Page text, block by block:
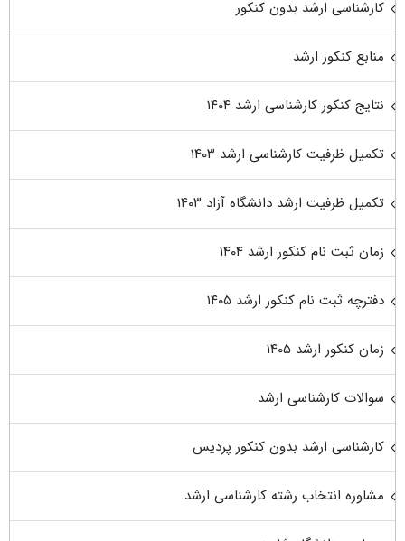
کارشناسی ارشد بدون کنکور
منابع کنکور ارشد
نتایج کنکور کارشناسی ارشد ۱۴۰۴
تکمیل ظرفیت کارشناسی ارشد ۱۴۰۳
تکمیل ظرفیت ارشد دانشگاه آزاد ۱۴۰۳
زمان ثبت نام کنکور ارشد ۱۴۰۴
دفترچه ثبت نام کنکور ارشد ۱۴۰۵
زمان کنکور ارشد ۱۴۰۵
سوالات کارشناسی ارشد
کارشناسی ارشد بدون کنکور پردیس
مشاوره انتخاب رشته کارشناسی ارشد